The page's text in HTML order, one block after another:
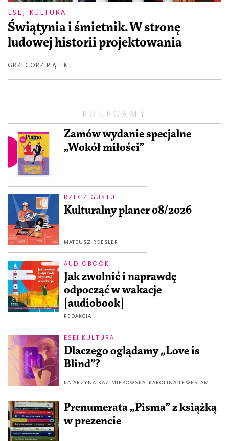
POLECAMY
Zamów wydanie specjalne
„Wokół miłości”
RZECZ GUSTU
Kulturalny planer 08/2026
MATEUSZ ROESLER
AUDIOBOOKI
Jak zwolnić i naprawdę
odpocząć w wakacje
[audiobook]
REDAKCJA
ESEJ KULTURA
Dlaczego oglądamy „Love is
Blind”?
KATARZYNA KAZIMIEROWSKA KAROLINA LEWESTAM
Prenumerata „Pisma” z książką
w prezencie
ESEJ KULTURA
Świątynia i śmietnik. W stronę
ludowej historii projektowania
GRZEGORZ PIĄTEK